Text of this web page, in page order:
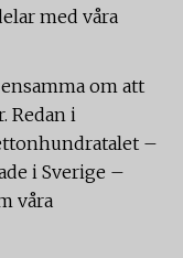
med våra
om att
Redan i
–
i Sverige –
våra